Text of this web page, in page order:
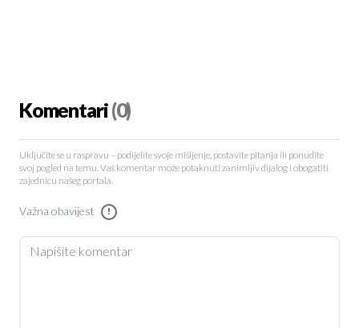
Komentari(0)
Uključite se u raspravu – podijelite svoje mišljenje, postavite pitanja ili ponudite
svoj pogled na temu. Vaš komentar može potaknuti zanimljiv dijalog i obogatiti
zajednicu našeg portala.
Važna obavijest !